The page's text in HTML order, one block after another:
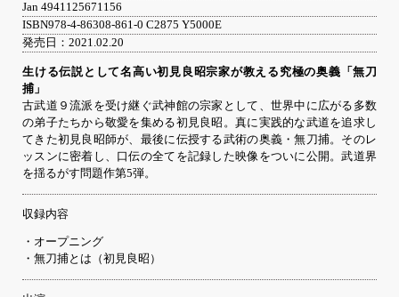
Jan 4941125671156
ISBN978-4-86308-861-0 C2875 Y5000E
発売日：2021.02.20
生ける伝説として名高い初見良昭宗家が教える究極の奥義「無刀
捕」
古武道９流派を受け継ぐ武神館の宗家として、世界中に広がる多数
の弟子たちから敬愛を集める初見良昭。真に実践的な武道を追求し
てきた初見良昭師が、最後に伝授する武術の奥義・無刀捕。そのレ
ッスンに密着し、口伝の全てを記録した映像をついに公開。武道界
を揺るがす問題作第5弾。
収録内容
・オープニング
・無刀捕とは（初見良昭）